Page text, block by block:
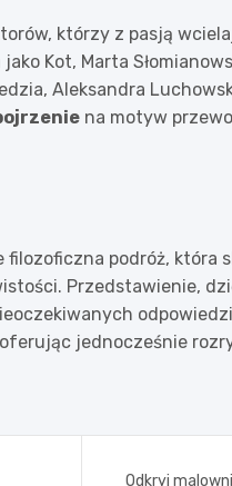
którzy z pasją
Kot, Marta
Aleksandra
na motyw
podróż, która
Przedstawienie,
jednocześnie
Odkryj